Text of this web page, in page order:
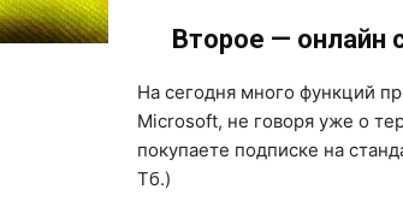
Второе — онлайн
На сегодня много функций
Microsoft, не говоря уже о
покупаете подписке на
Тб.)